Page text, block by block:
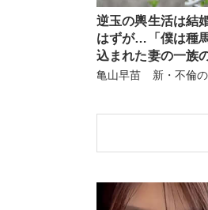
逆玉の輿生活は結
はずが…「僕は種
込まれた妻の一族
亀山早苗 新・不倫